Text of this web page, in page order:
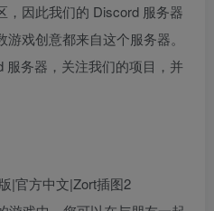
，因此我们的 Discord 服务器
戏创意都来自这个服务器。
服务器，关注我们的项目，并